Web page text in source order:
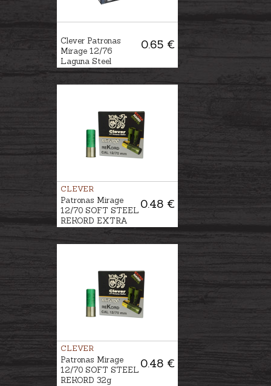
0.65 €
Clever Patronas
Mirage 12/76
Laguna Steel
Magnum 33g Nr. 1-
CLEVER
0.48 €
Patronas Mirage
12/70 SOFT STEEL
REKORD EXTRA
HARD WAD 32g
CLEVER
0.48 €
Patronas Mirage
12/70 SOFT STEEL
REKORD 32g